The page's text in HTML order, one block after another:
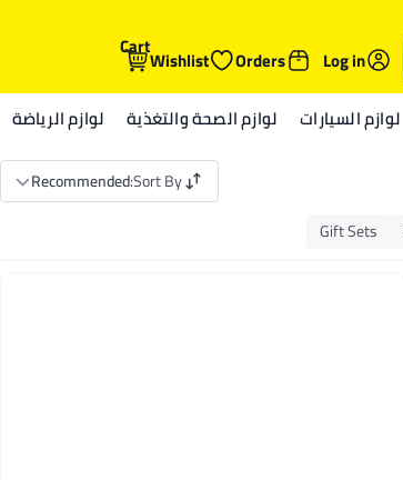
Log in
Orders
Wishlist
Cart
لوازم السيارات لوازم الصحة والتغذية لوازم الرياضة
Sort By
:
Recommended
Gift Sets